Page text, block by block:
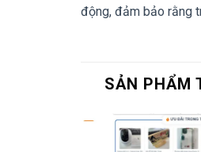
động, đảm bảo rằng
SẢN PHẨM